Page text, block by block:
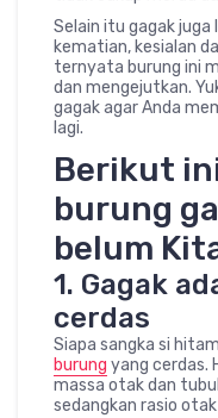
Selain itu gagak
kematian, kesialan
ternyata burung ini
dan mengejutkan.
gagak agar Anda
lagi.
Berikut
burung
belum
1. Gagak
cerdas
Siapa sangka si
burung yang cerdas.
massa otak dan
sedangkan rasio otak